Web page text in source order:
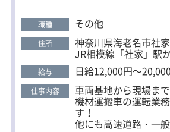
クラク。 ・中型免許をお持ちの人
重労働や長距離の運転等などの負
大手会社ならではの充実の福利厚生。 ※最初
月程のみ交通誘導等の警備業をお
職種 その他
住所 神奈川県海老名市社
JR相模線「社家」駅
給与 日給12,000円～
仕事内容 車両基地から現場ま
機材運搬車の運転業
す！
他にも高速道路・一